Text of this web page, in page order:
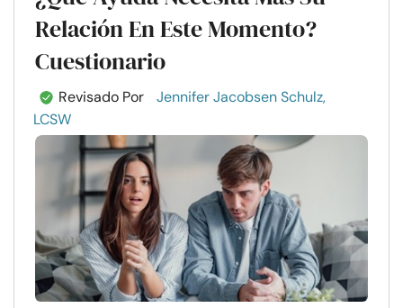
Relación En Este Momento?
Cuestionario
Revisado Por
Jennifer Jacobsen Schulz,
LCSW